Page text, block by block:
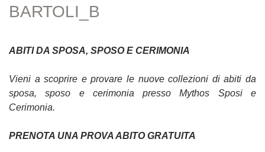
BARTOLI_B
ABITI DA SPOSA, SPOSO E CERIMONIA
Vieni a scoprire e provare le nuove collezioni di abiti da
sposa, sposo e cerimonia presso Mythos Sposi e
Cerimonia.
PRENOTA UNA PROVA ABITO GRATUITA